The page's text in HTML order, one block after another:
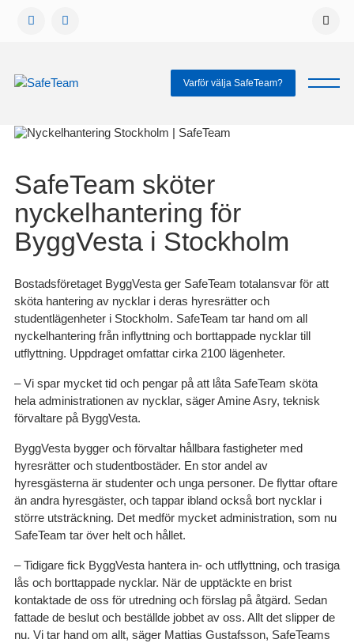
vidare
Varför välja SafeTeam?
SafeTeam sköter
nyckelhantering för
ByggVesta i Stockholm
Bostadsföretaget ByggVesta ger SafeTeam totalansvar för att
sköta hantering av nycklar i deras hyresrätter och
studentlägenheter i Stockholm. SafeTeam tar hand om all
nyckelhantering från inflyttning och borttappade nycklar till
utflyttning. Uppdraget omfattar cirka 2100 lägenheter.
– Vi spar mycket tid och pengar på att låta SafeTeam sköta
hela administrationen av nycklar, säger Amine Asry, teknisk
förvaltare på ByggVesta.
ByggVesta bygger och förvaltar hållbara fastigheter med
hyresrätter och studentbostäder. En stor andel av
hyresgästerna är studenter och unga personer. De flyttar oftare
än andra hyresgäster, och tappar ibland också bort nycklar i
större utsträckning. Det medför mycket administration, som nu
SafeTeam tar över helt och hållet.
– Tidigare fick ByggVesta hantera in- och utflyttning, och trasiga
lås och borttappade nycklar. När de upptäckte en brist
kontaktade de oss för utredning och förslag på åtgärd. Sedan
fattade de beslut och beställde jobbet av oss. Allt det slipper de
nu. Vi tar hand om allt, säger Mattias Gustafsson, SafeTeams